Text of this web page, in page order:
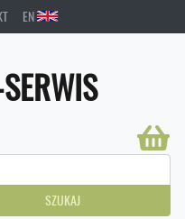
EN
SZUKAJ